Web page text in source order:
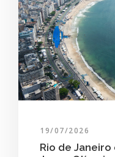
19/07/2026
Rio de